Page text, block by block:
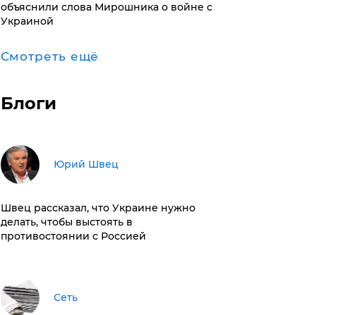
объяснили слова Мирошника о войне с
Украиной
Смотреть ещё
Блоги
Юрий Швец
Швец рассказал, что Украине нужно
делать, чтобы выстоять в
противостоянии с Россией
Сеть